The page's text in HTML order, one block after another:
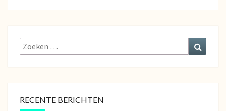
Zoeken
naar:
RECENTE BERICHTEN